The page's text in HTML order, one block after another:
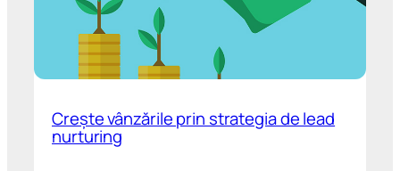
Crește vânzările prin strategia de lead
nurturing